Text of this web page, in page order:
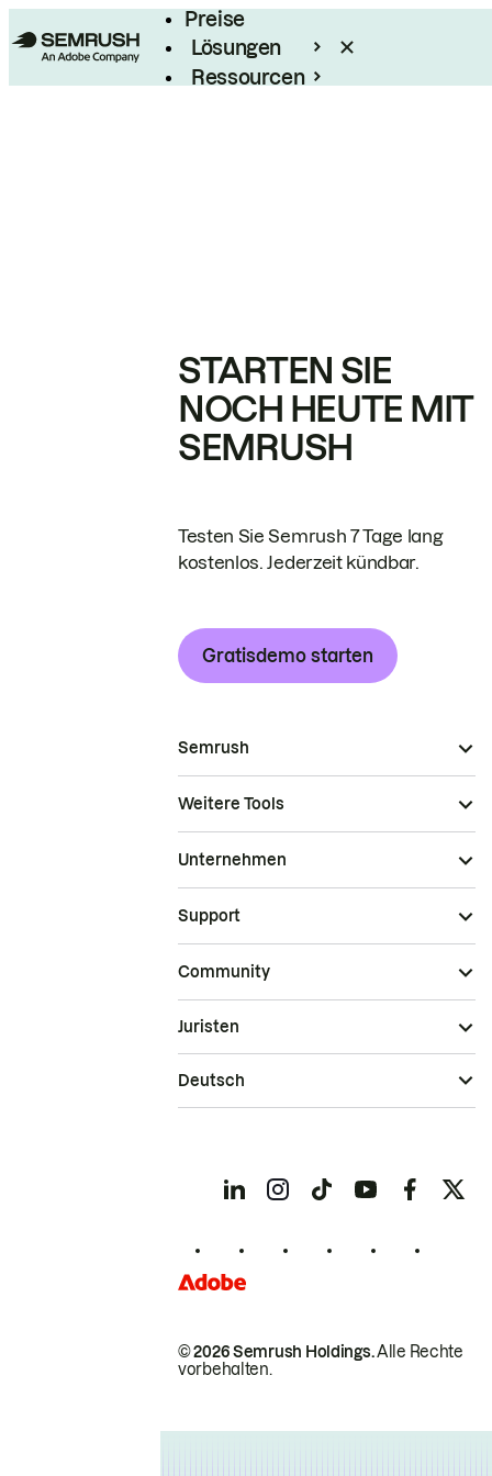
Preise
Lösungen
Ressourcen
STARTEN SIE
NOCH HEUTE MIT
SEMRUSH
Testen Sie Semrush 7 Tage lang
kostenlos. Jederzeit kündbar.
Gratisdemo starten
Semrush
Weitere Tools
Unternehmen
Support
Community
© 2026 Semrush Holdings.Alle Rechte
vorbehalten.
Juristen
Deutsch